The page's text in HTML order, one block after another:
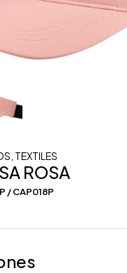
TEXTILES
ROSA
/ CAP018P